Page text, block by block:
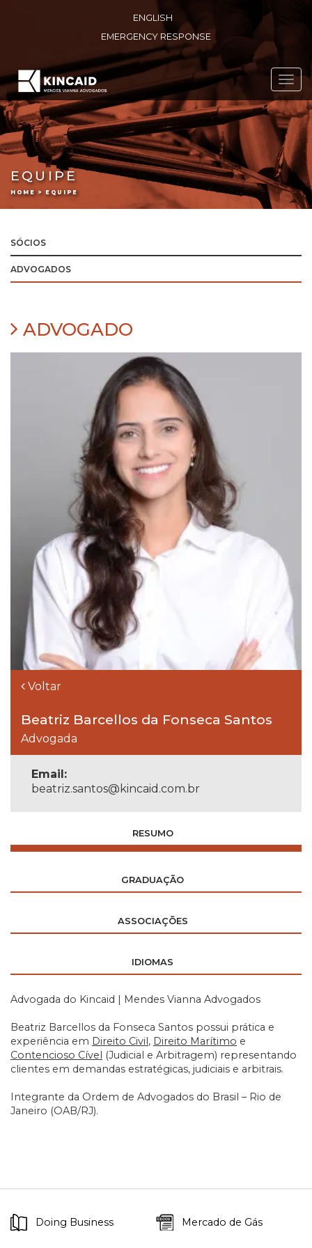
ENGLISH
EMERGENCY RESPONSE
EQUIPE
HOME > EQUIPE
SÓCIOS
ADVOGADOS
ADVOGADO
Voltar
Beatriz Barcellos da Fonseca Santos
Advogada
Email:
beatriz.santos@kincaid.com.br
RESUMO
GRADUAÇÃO
ASSOCIAÇÕES
IDIOMAS
Advogada do Kincaid | Mendes Vianna Advogados
Beatriz Barcellos da Fonseca Santos possui prática e
experiência em Direito Civil, Direito Marítimo e
Contencioso Cível (Judicial e Arbitragem) representando
clientes em demandas estratégicas, judiciais e arbitrais.
Integrante da Ordem de Advogados do Brasil – Rio de
Janeiro (OAB/RJ).
Doing Business Mercado de Gás